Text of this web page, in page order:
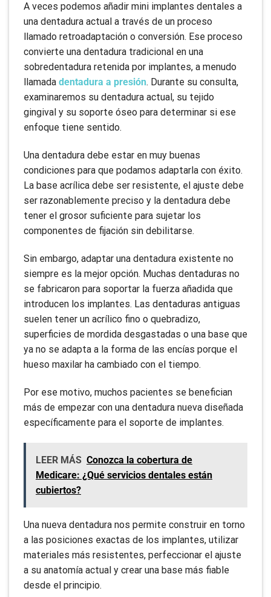
A veces podemos añadir mini implantes dentales a
una dentadura actual a través de un proceso
llamado retroadaptación o conversión. Ese proceso
convierte una dentadura tradicional en una
sobredentadura retenida por implantes, a menudo
llamada dentadura a presión. Durante su consulta,
examinaremos su dentadura actual, su tejido
gingival y su soporte óseo para determinar si ese
enfoque tiene sentido.
Una dentadura debe estar en muy buenas
condiciones para que podamos adaptarla con éxito.
La base acrílica debe ser resistente, el ajuste debe
ser razonablemente preciso y la dentadura debe
tener el grosor suficiente para sujetar los
componentes de fijación sin debilitarse.
Sin embargo, adaptar una dentadura existente no
siempre es la mejor opción. Muchas dentaduras no
se fabricaron para soportar la fuerza añadida que
introducen los implantes. Las dentaduras antiguas
suelen tener un acrílico fino o quebradizo,
superficies de mordida desgastadas o una base que
ya no se adapta a la forma de las encías porque el
hueso maxilar ha cambiado con el tiempo.
Por ese motivo, muchos pacientes se benefician
más de empezar con una dentadura nueva diseñada
específicamente para el soporte de implantes.
LEER MÁS Conozca la cobertura de
Medicare: ¿Qué servicios dentales están
cubiertos?
Una nueva dentadura nos permite construir en torno
a las posiciones exactas de los implantes, utilizar
materiales más resistentes, perfeccionar el ajuste
a su anatomía actual y crear una base más fiable
desde el principio.